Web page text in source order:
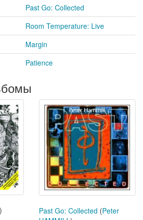
Past Go: Collected
Room Temperature: Live
Margin
Patience
) Past Go: Collected (Peter